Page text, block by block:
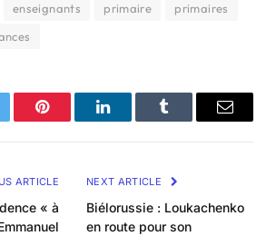
enseignants primaire
primaires
Pinterest LinkedInTumblr Email
ARTICLE
« à
NEXT ARTICLE
Biélorussie : Loukachenko
en route pour son